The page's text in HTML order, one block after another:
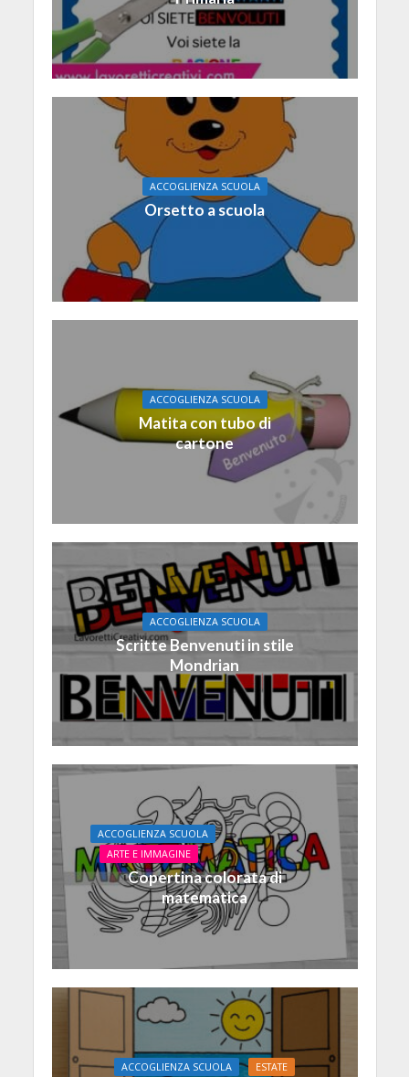
ACCOGLIENZA SCUOLA
Orsetto a scuola
ACCOGLIENZA SCUOLA
Matita con tubo di
cartone
ACCOGLIENZA SCUOLA
Scritte Benvenuti in stile
Mondrian
ACCOGLIENZA SCUOLA
ARTE E IMMAGINE
Copertina colorata di
matematica
ACCOGLIENZA SCUOLA ESTATE